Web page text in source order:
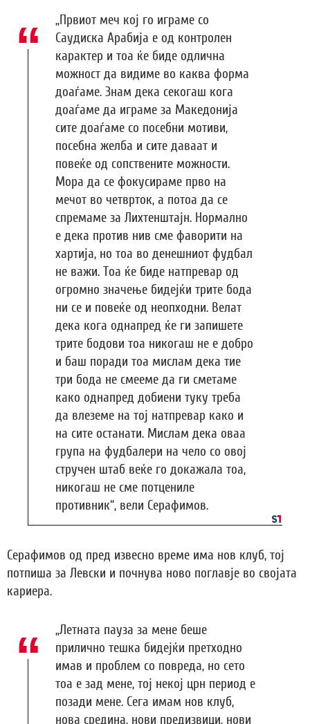
„Првиот меч кој го играме со
Саудиска Арабија е од контролен
карактер и тоа ќе биде одлична
можност да видиме во каква форма
доаѓаме. Знам дека секогаш кога
доаѓаме да играме за Македонија
сите доаѓаме со посебни мотиви,
посебна желба и сите даваат и
повеќе од сопствените можности.
Мора да се фокусираме прво на
мечот во четврток, а потоа да се
спремаме за Лихтенштајн. Нормално
е дека против нив сме фаворити на
хартија, но тоа во денешниот фудбал
не важи. Тоа ќе биде натпревар од
огромно значење бидејќи трите бода
ни се и повеќе од неопходни. Велат
дека кога однапред ќе ги запишете
трите бодови тоа никогаш не е добро
и баш поради тоа мислам дека тие
три бода не смееме да ги сметаме
како однапред добиени туку треба
да влеземе на тој натпревар како и
на сите останати. Мислам дека оваа
група на фудбалери на чело со овој
стручен штаб веќе го докажала тоа,
никогаш не сме потцениле
противник“, вели Серафимов.
Серафимов од пред извесно време има нов клуб, тој
потпиша за Левски и почнува ново поглавје во својата
кариера.
„Летната пауза за мене беше
прилично тешка бидејќи претходно
имав и проблем со повреда, но сето
тоа е зад мене, тој некој црн период е
позади мене. Сега имам нов клуб,
нова средина, нови предизвици, нови